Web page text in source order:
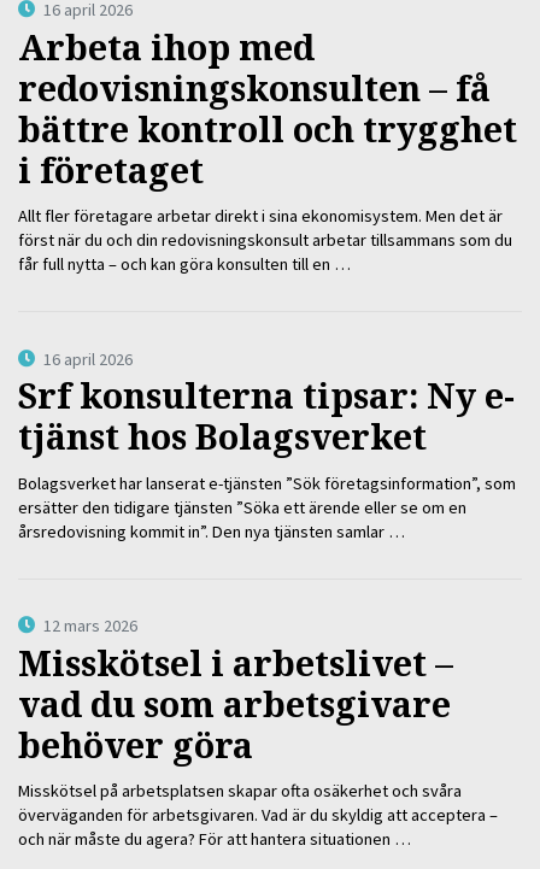
16 april 2026
Arbeta ihop med
redovisningskonsulten – få
bättre kontroll och trygghet
i företaget
Allt fler företagare arbetar direkt i sina ekonomisystem. Men det är
först när du och din redovisningskonsult arbetar tillsammans som du
får full nytta – och kan göra konsulten till en …
16 april 2026
Srf konsulterna tipsar: Ny e-
tjänst hos Bolagsverket
Bolagsverket har lanserat e-tjänsten ”Sök företagsinformation”, som
ersätter den tidigare tjänsten ”Söka ett ärende eller se om en
årsredovisning kommit in”. Den nya tjänsten samlar …
12 mars 2026
Misskötsel i arbetslivet –
vad du som arbetsgivare
behöver göra
Misskötsel på arbetsplatsen skapar ofta osäkerhet och svåra
överväganden för arbetsgivaren. Vad är du skyldig att acceptera –
och när måste du agera? För att hantera situationen …